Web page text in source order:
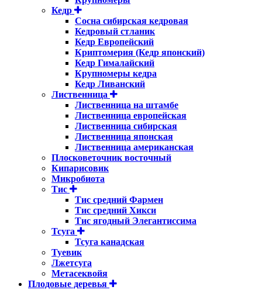
Кедр
Сосна сибирская кедровая
Кедровый стланик
Кедр Европейский
Криптомерия (Кедр японский)
Кедр Гималайский
Крупномеры кедра
Кедр Ливанский
Лиственница
Лиственница на штамбе
Лиственница европейская
Лиственница сибирская
Лиственница японская
Лиственница американская
Плосковеточник восточный
Кипарисовик
Микробиота
Тис
Тис средний Фармен
Тис средний Хикси
Тис ягодный Элегантиссима
Тсуга
Тсуга канадская
Туевик
Лжетсуга
Метасеквойя
Плодовые деревья